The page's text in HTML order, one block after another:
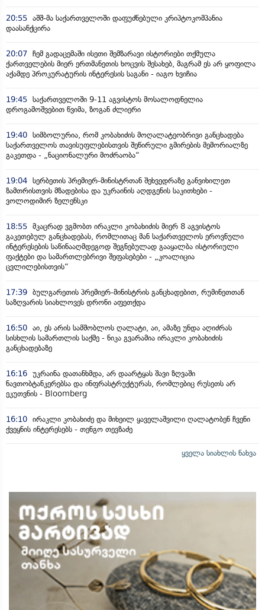
20:55 აშშ-მა საქართველოში დაფუძნებული კრიპტოკომპანია
დაასანქცირა
20:07 ჩემ გადაცემაში ისეთი შემზარავი ისტორიები თქმულა
ქართველების მიერ ერთმანეთის ხოცვის შესახებ, მაგრამ ეს არ ყოფილა
აქამდე პროკურატურის ინტერესის საგანი - იაგო ხვიჩია
19:45 საქართველოში 9-11 აგვისტოს მოსალოდნელია
დროგამოშვებით წვიმა, ზოგან ძლიერი
19:40 სიმბოლურია, რომ კობახიძის მოღალატეობრივი განცხადება
საქართველოს თავისუფლებისთვის შეწირული გმირების მემორიალზე
გაკეთდა - „ნაციონალური მოძრაობა“
19:04 სერბეთის პრემიერ-მინისტრთან შეხვედრაზე განვიხილეთ
ზამთრისთვის მზადებისა და უკრაინის აღდგენის საკითხები -
ვოლოდიმირ ზელენსკი
18:55 მკაცრად ვგმობთ ირაკლი კობახიძის მიერ 8 აგვისტოს
გაკეთებულ განცხადებას, რომლითაც მან საქართველოს ეროვნული
ინტერესების საწინააღმდეგოდ შეგნებულად გააყალბა ისტორიული
ფაქტები და სამართლებრივი შეფასებები - „კოალიცია
ცვლილებისთვის“
17:39 ბულგარეთის პრემიერ-მინისტრის განცხადებით, რუმინეთთან
საზღვარის სიახლოვეს დრონი აფეთქდა
16:50 აი, ეს არის სამშობლოს ღალატი, აი, ამაზე უნდა აღიძრას
სისხლის სამართლის საქმე - ნიკა გვარამია ირაკლი კობახიძის
განცხადებაზე
16:16 უკრაინა დათანხმდა, არ დაარტყას შავი ზღვაში
ნავთობტანკერებსა და ინფრასტრუქტურას, რომლებიც რუსეთს არ
ეკუთვნის - Bloomberg
16:10 ირაკლი კობახიძე და მიხეილ ყაველაშვილი ღალატობენ ჩვენი
ქვეყნის ინტერესებს - თენგო თევზაძე
ყველა სიახლის ნახვა